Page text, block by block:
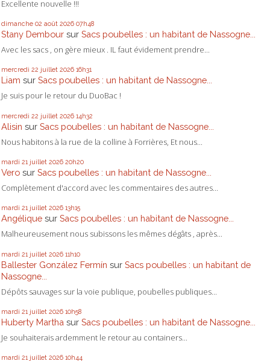
Excellente nouvelle !!!
dimanche 02 août 2026 07h48
Stany Dembour sur Sacs poubelles : un habitant de Nassogne...
Avec les sacs , on gère mieux . IL faut évidement prendre...
mercredi 22 juillet 2026 16h31
Liam sur Sacs poubelles : un habitant de Nassogne...
Je suis pour le retour du DuoBac !
mercredi 22 juillet 2026 14h32
Alisin sur Sacs poubelles : un habitant de Nassogne...
Nous habitons à la rue de la colline à Forrières, Et nous...
mardi 21 juillet 2026 20h20
Vero sur Sacs poubelles : un habitant de Nassogne...
Complètement d'accord avec les commentaires des autres...
mardi 21 juillet 2026 13h15
Angélique sur Sacs poubelles : un habitant de Nassogne...
Malheureusement nous subissons les mêmes dégâts , après...
mardi 21 juillet 2026 11h10
Ballester González Fermín sur Sacs poubelles : un habitant de
Nassogne...
Dépôts sauvages sur la voie publique, poubelles publiques...
mardi 21 juillet 2026 10h58
Huberty Martha sur Sacs poubelles : un habitant de Nassogne...
Je souhaiterais ardemment le retour au containers...
mardi 21 juillet 2026 10h44